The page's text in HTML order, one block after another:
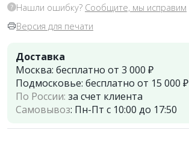
Нашли ошибку? Сообщите, мы исправим
Версия для печати
Доставка
Москва: бесплатно от 3 000 ₽
Подмосковье: бесплатно от 15 000 ₽
По России: за счет клиента
Самовывоз: Пн-Пт с 10:00 до 17:50